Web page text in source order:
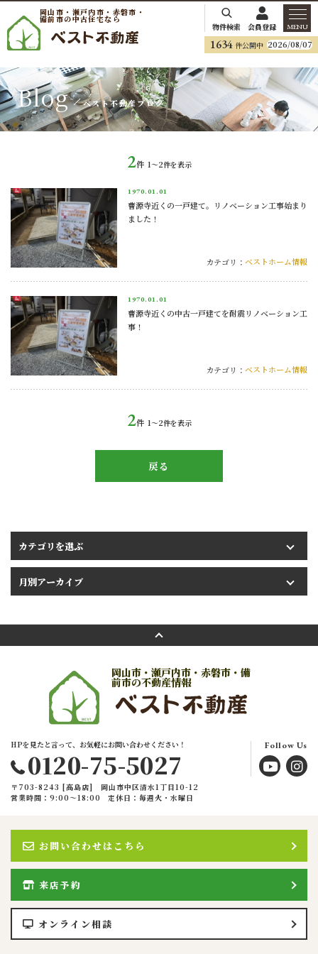
岡山市・瀬戸内市・赤磐市・
備前市の中古住宅なら
物件検索 会員登録 MENU
1634 件公開中 2026/08/07
Blog ベスト不動産ブログ
2件 1〜2件を表示
1970.01.01
曹源寺近くの一戸建て。リノベーション工事始まり
ました！
カテゴリ： ベストホーム情報
1970.01.01
曹源寺近くの中古一戸建てを耐震リノベーション工
事！
カテゴリ： ベストホーム情報
2件 1〜2件を表示
戻る
岡山市・瀬戸内市・赤磐市・備
前市の不動産情報
HPを見たと言って、お気軽にお問い合わせください！
0120-75-5027
Follow Us
〒703-8243 [高島店] 岡山市中区清水1丁目10-12
営業時間：9:00〜18:00
定休日：毎週火・水曜日
お問い合わせはこちら
来店予約
オンライン相談